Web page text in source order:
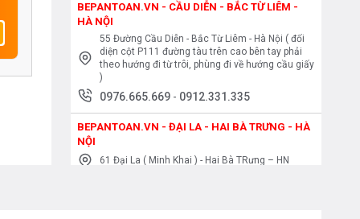
BEPANTOAN.VN - CẦU DIỄN - BẮC TỪ LIÊM -
HÀ NỘI
55 Đường Cầu Diễn - Bắc Từ Liêm - Hà Nội ( đối
diện cột P111 đường tàu trên cao bên tay phải
theo hướng đi từ trôi, phùng đi về hướng cầu giấy
)
0976.665.669 - 0912.331.335
BEPANTOAN.VN - ĐẠI LA - HAI BÀ TRƯNG - HÀ
NỘI
61 Đại La ( Minh Khai ) - Hai Bà TRưng – HN